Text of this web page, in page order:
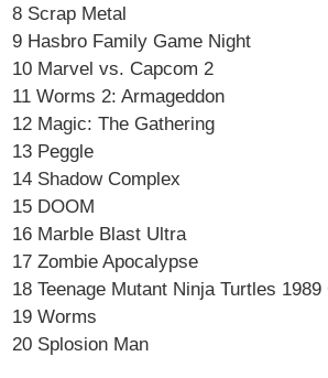
8 Scrap Metal
9 Hasbro Family Game Night
10 Marvel vs. Capcom 2
11 Worms 2: Armageddon
12 Magic: The Gathering
13 Peggle
14 Shadow Complex
15 DOOM
16 Marble Blast Ultra
17 Zombie Apocalypse
18 Teenage Mutant Ninja Turtles
19 Worms
20 Splosion Man